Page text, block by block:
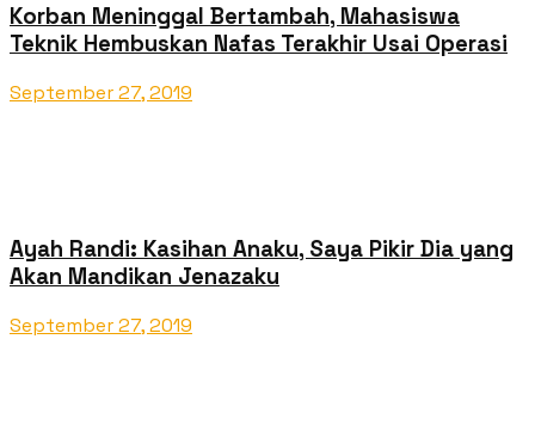
Korban Meninggal Bertambah, Mahasiswa
Teknik Hembuskan Nafas Terakhir Usai Operasi
September 27, 2019
Ayah Randi: Kasihan Anaku, Saya Pikir Dia yang
Akan Mandikan Jenazaku
September 27, 2019